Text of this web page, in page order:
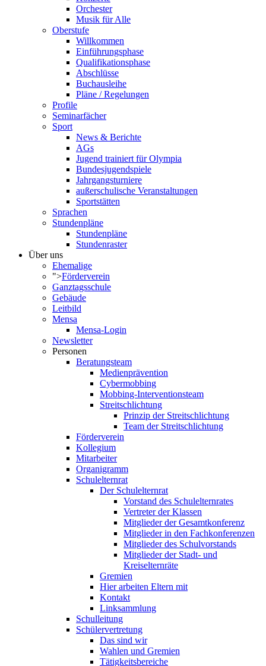
Orchester
Musik für Alle
Oberstufe
Willkommen
Einführungsphase
Qualifikationsphase
Abschlüsse
Buchausleihe
Pläne / Regelungen
Profile
Seminarfächer
Sport
News & Berichte
AGs
Jugend trainiert für Olympia
Bundesjugendspiele
Jahrgangsturniere
außerschulische Veranstaltungen
Sportstätten
Sprachen
Stundenpläne
Stundenpläne
Stundenraster
Über uns
Ehemalige
">Förderverein
Ganztagsschule
Gebäude
Leitbild
Mensa
Mensa-Login
Newsletter
Personen
Beratungsteam
Medienprävention
Cybermobbing
Mobbing-Interventionsteam
Streitschlichtung
Prinzip der Streitschlichtung
Team der Streitschlichtung
Förderverein
Kollegium
Mitarbeiter
Organigramm
Schulelternrat
Der Schulelternrat
Vorstand des Schulelternrates
Vertreter der Klassen
Mitglieder der Gesamtkonferenz
Mitglieder in den Fachkonferenzen
Mitglieder des Schulvorstands
Mitglieder der Stadt- und
Kreiselternräte
Gremien
Hier arbeiten Eltern mit
Kontakt
Linksammlung
Schulleitung
Schülervertretung
Das sind wir
Wahlen und Gremien
Tätigkeitsbereiche